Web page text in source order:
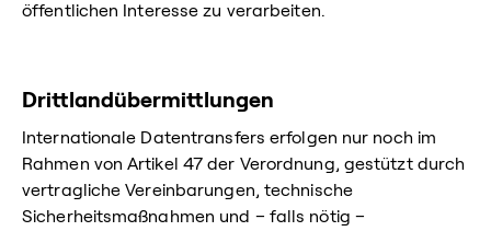
öffentlichen Interesse zu verarbeiten.
Drittlandübermittlungen
Internationale Datentransfers erfolgen nur noch im
Rahmen von Artikel 47 der Verordnung, gestützt durch
vertragliche Vereinbarungen, technische
Sicherheitsmaßnahmen und – falls nötig –